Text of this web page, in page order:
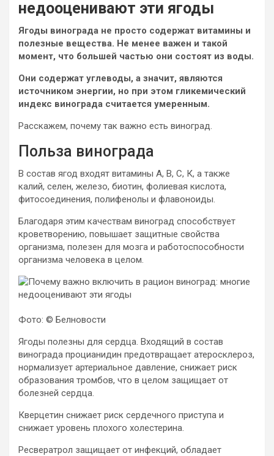
недооценивают эти ягоды
Ягоды винограда не просто содержат витамины и
полезные вещества. Не менее важен и такой
момент, что большей частью они состоят из воды.
Они содержат углеводы, а значит, являются
источником энергии, но при этом гликемический
индекс винограда считается умеренным.
Расскажем, почему так важно есть виноград.
Польза винограда
В состав ягод входят витамины А, В, С, К, а также
калий, селен, железо, биотин, фолиевая кислота,
фитосоединения, полифенолы и флавоноиды.
Благодаря этим качествам виноград способствует
кроветворению, повышает защитные свойства
организма, полезен для мозга и работоспособности
организма человека в целом.
Фото: © Белновости
Ягоды полезны для сердца. Входящий в состав
винограда процианидин предотвращает атеросклероз,
нормализует артериальное давление, снижает риск
образования тромбов, что в целом защищает от
болезней сердца.
Кверцетин снижает риск сердечного приступа и
снижает уровень плохого холестерина.
Ресвератрол защищает от инфекций, обладает